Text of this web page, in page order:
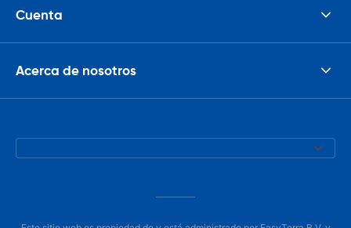
Cuenta
Acerca de nosotros